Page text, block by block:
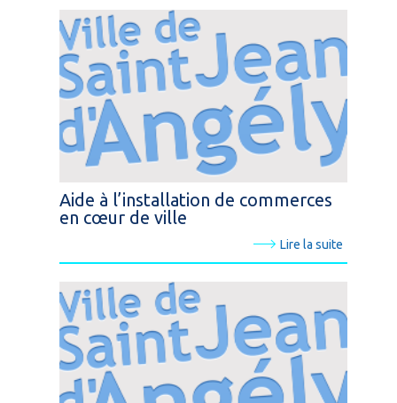
Aide à l’installation de commerces
en cœur de ville
Lire la suite